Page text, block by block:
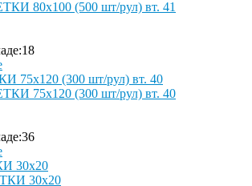
18
(300 шт/рул) вт. 40
36
30х20